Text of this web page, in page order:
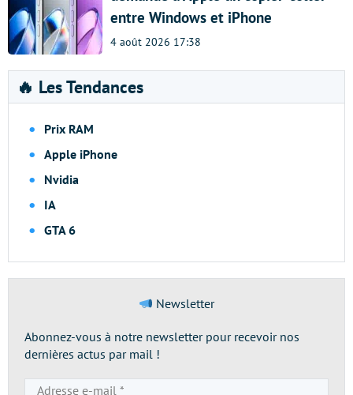
entre Windows et iPhone
4 août 2026 17:38
🔥 Les Tendances
Prix RAM
Apple iPhone
Nvidia
IA
GTA 6
Newsletter
Abonnez-vous à notre newsletter pour recevoir nos
dernières actus par mail !